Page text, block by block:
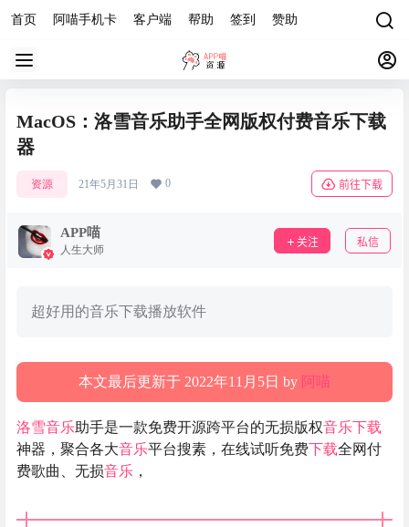
首页 阿喵手机卡 客户端 帮助 签到 赞助
MacOS：洛雪音乐助手全网版权付费音乐下载
器
资源 21年5月31日 0 前往下载
APP喵
人生大师
关注 私信
超好用的音乐下载播放软件
本文最后更新于 2022年11月5日 by 阿喵
洛雪音乐助手是一款免费开源跨平台的无损版权音乐下载
神器，聚合各大音乐平台搜素，在线试听免费下载全网付
费歌曲、无损音乐 ，